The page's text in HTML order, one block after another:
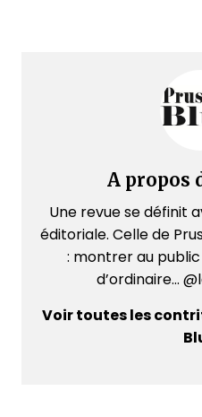
A propos
Une revue se définit
éditoriale. Celle de
: montrer au
d’ordinaire...
Voir toutes les